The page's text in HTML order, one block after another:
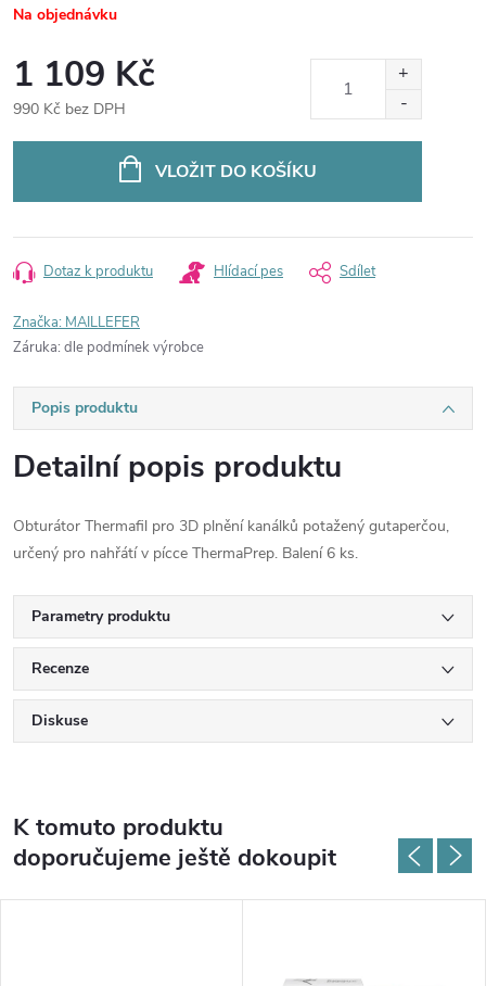
Na objednávku
1 109 Kč
990 Kč bez DPH
VLOŽIT DO KOŠÍKU
Dotaz k produktu Hlídací pes Sdílet
Značka: MAILLEFER
Záruka: dle podmínek výrobce
Popis produktu
Detailní popis produktu
Obturátor Thermafil pro 3D plnění kanálků potažený gutaperčou,
určený pro nahřátí v pícce ThermaPrep. Balení 6 ks.
Parametry produktu
Recenze
Diskuse
K tomuto produktu
doporučujeme ještě dokoupit